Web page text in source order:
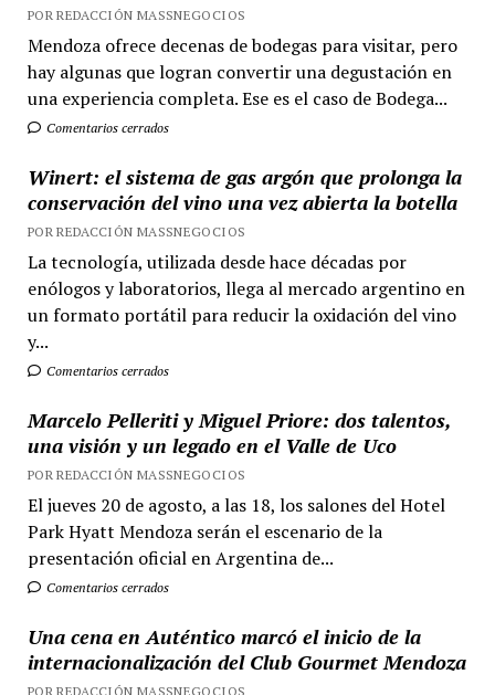
POR REDACCIÓN MASSNEGOCIOS
Mendoza ofrece decenas de bodegas para visitar, pero
hay algunas que logran convertir una degustación en
una experiencia completa. Ese es el caso de Bodega...
Comentarios cerrados
Winert: el sistema de gas argón que prolonga la
conservación del vino una vez abierta la botella
POR REDACCIÓN MASSNEGOCIOS
La tecnología, utilizada desde hace décadas por
enólogos y laboratorios, llega al mercado argentino en
un formato portátil para reducir la oxidación del vino
y...
Comentarios cerrados
Marcelo Pelleriti y Miguel Priore: dos talentos,
una visión y un legado en el Valle de Uco
POR REDACCIÓN MASSNEGOCIOS
El jueves 20 de agosto, a las 18, los salones del Hotel
Park Hyatt Mendoza serán el escenario de la
presentación oficial en Argentina de...
Comentarios cerrados
Una cena en Auténtico marcó el inicio de la
internacionalización del Club Gourmet Mendoza
POR REDACCIÓN MASSNEGOCIOS